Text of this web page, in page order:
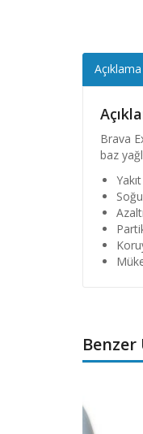
Açıklama
Brava
baz